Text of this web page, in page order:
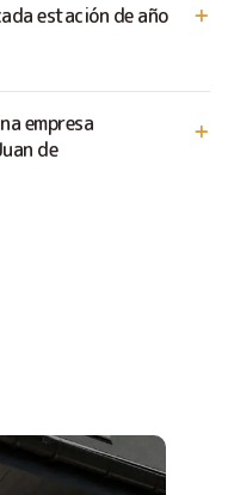
estación de año
empresa
de